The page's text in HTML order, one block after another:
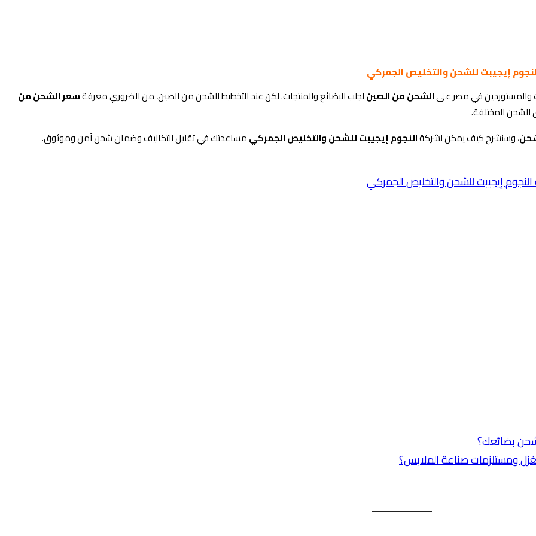
إيجيبت للشحن والتخليص الجمركي
والمستوردين في مصر علىالشحن من الصينلجلب البضائع والمنتجات. لكن عند التخطيط للشحن من الصين، من الضروري معرفةسعر الشحن من
الشحن المختلفة.
، وسنشرح كيف يمكن لشركةالنجوم إيجيبت للشحن والتخليص الجمركيمساعدتك في تقليل التكاليف وضمان شحن آمن وموثوق.
إيجيبت للشحن والتخليص الجمركي
بضائعك؟
ومستلزمات صناعة الملابس؟